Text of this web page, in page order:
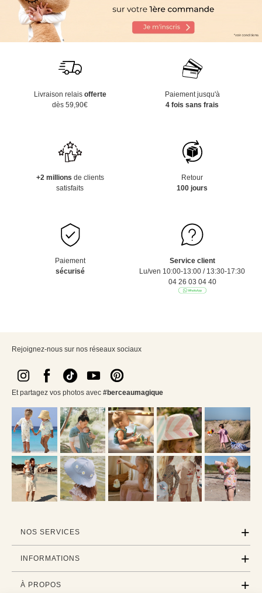
Livraison relais offerte
dès 59,90€
Paiement jusqu'à
4 fois sans frais
+2 millions de clients
satisfaits
Retour
100 jours
Paiement
sécurisé
Service client
Lu/ven 10:00-13:00 / 13:30-17:30
04 26 03 04 40
Rejoignez-nous sur nos réseaux sociaux
Et partagez vos photos avec #berceaumagique
NOS SERVICES
INFORMATIONS
À PROPOS